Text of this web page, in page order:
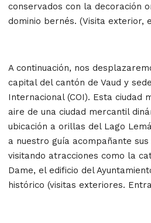
conservados con la decoración
dominio bernés. (Visita exterior,
A continuación, nos
capital del cantón de Vaud y
Internacional (COI). Esta ciudad
aire de una ciudad mercantil
ubicación a orillas del Lago
a nuestro guía acompañante
visitando atracciones como la
Dame, el edificio del
histórico (visitas exteriores.